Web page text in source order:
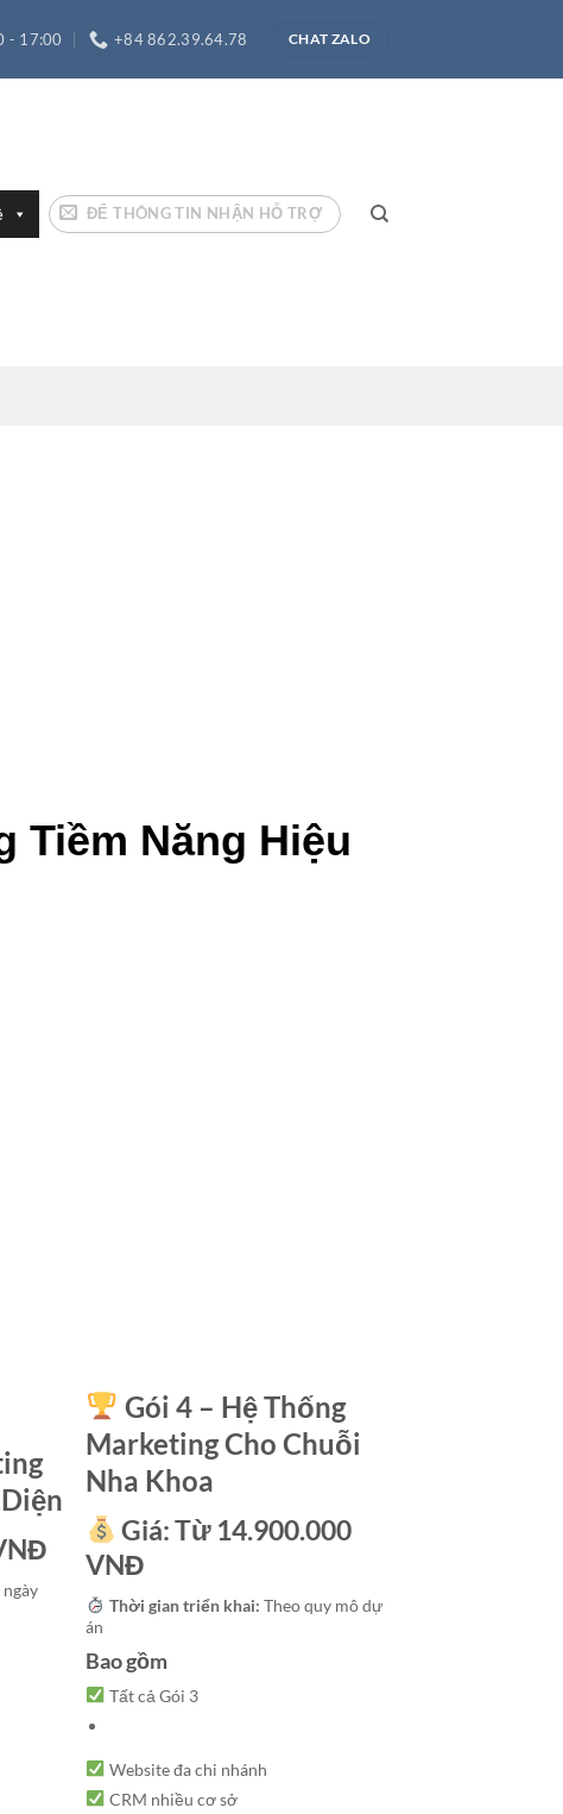
- 17:00 +84 862.39.64.78 CHAT ZALO
ĐỂ THÔNG TIN NHẬN HỖ TRỢ
Tiềm Năng Hiệu
Gói 4 – Hệ Thống
Marketing Cho Chuỗi
Nha Khoa
Giá:Từ 14.900.000
VNĐ
Thời gian triển khai: Theo quy mô dự
án
Bao gồm
Tất cả Gói 3
Website đa chi nhánh
CRM nhiều cơ sở